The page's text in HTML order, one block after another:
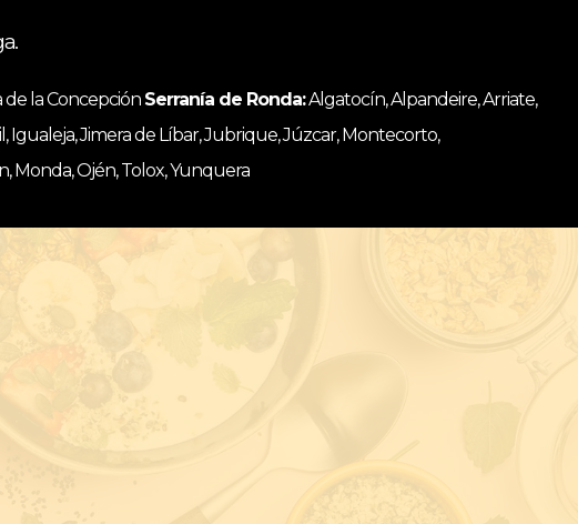
de la Concepción Serranía de Ronda:Algatocín, Alpandeire, Arriate,
Igualeja, Jimera de Líbar, Jubrique, Júzcar, Montecorto,
Monda, Ojén, Tolox, Yunquera